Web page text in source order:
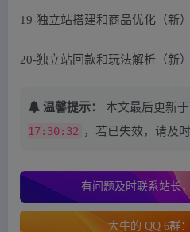
19-独立站搭建和商品优化（新）
20-独立站回款和玩法解析（新）
温馨提示： 本文最后更新于
17:30:32
，若已失效，请及
有问题及时联系站长
大牛的 QQ 6群